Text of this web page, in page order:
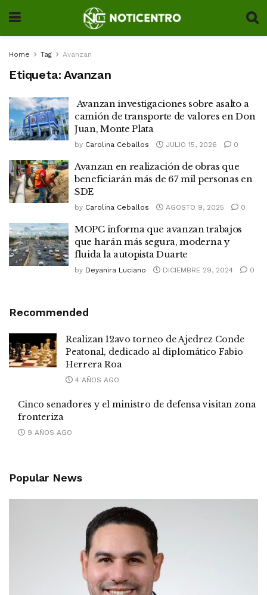
Home Tag Avanzan
Etiqueta: Avanzan
Avanzan investigaciones sobre asalto a
camión de transporte de valores en Don
Juan, Monte Plata
by Carolina Ceballos JULIO 15, 2026 0
Avanzan en realización de obras que
beneficiarán más de 67 mil personas en
SDE
by Carolina Ceballos AGOSTO 9, 2025 0
MOPC informa que avanzan trabajos
que harán más segura, moderna y
fluida la autopista Duarte
by Deyanira Luciano DICIEMBRE 29, 2024 0
Recommended
Realizan 12avo torneo de Ajedrez Conde
Peatonal, dedicado al diplomático Fabio
Herrera Roa
4 AÑOS AGO
Cinco senadores y el ministro de defensa visitan zona
fronteriza
9 AÑOS AGO
Popular News